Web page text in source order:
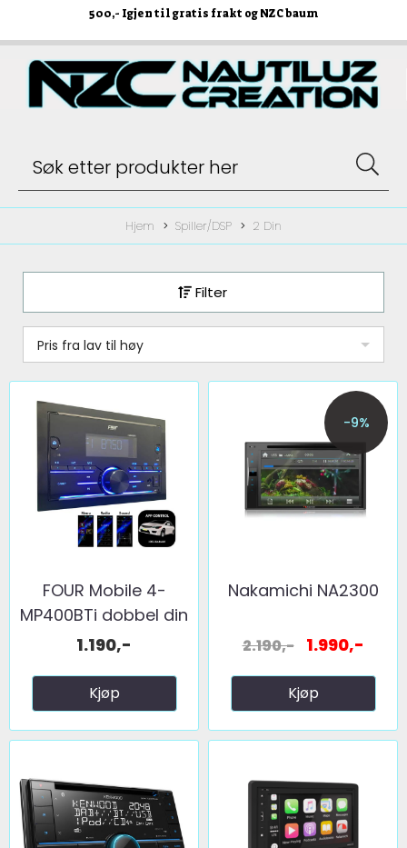
500,- Igjen til gratis frakt og NZC baum
Hjem Spiller/DSP 2 Din
Filter
Pris fra lav til høy
FOUR Mobile 4-
MP400BTi dobbel din
kort ...
1.190,-
Kjøp
-9%
Nakamichi NA2300
2.190,- 1.990,-
Kjøp